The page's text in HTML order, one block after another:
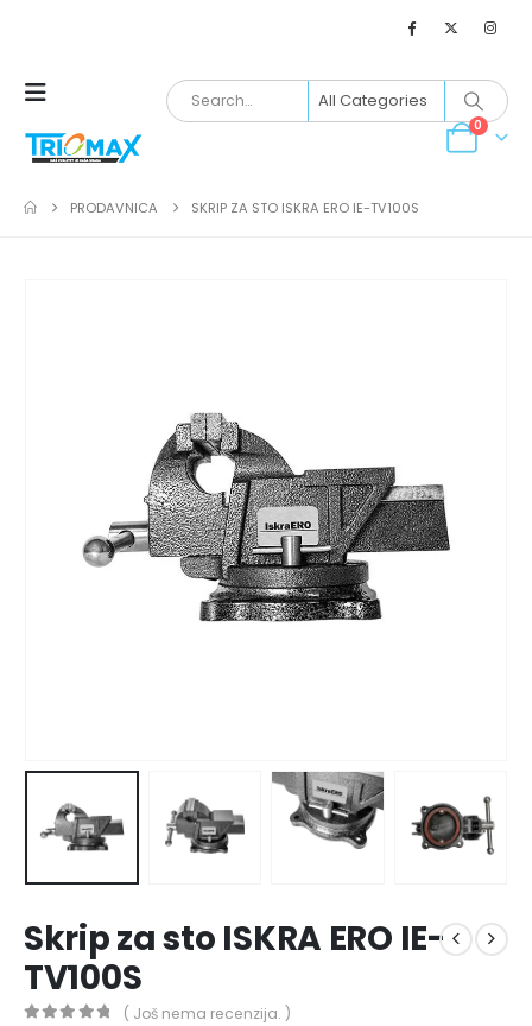
0
PRODAVNICA SKRIP ZA STO ISKRA ERO IE-TV100S
Skrip za sto ISKRA ERO IE-
TV100S
( Još nema recenzija. )